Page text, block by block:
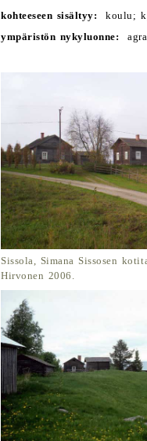
kohteeseen sisältyy: koulu;
ympäristön nykyluonne:
Sissola, Simana Sissosen
Hirvonen 2006.